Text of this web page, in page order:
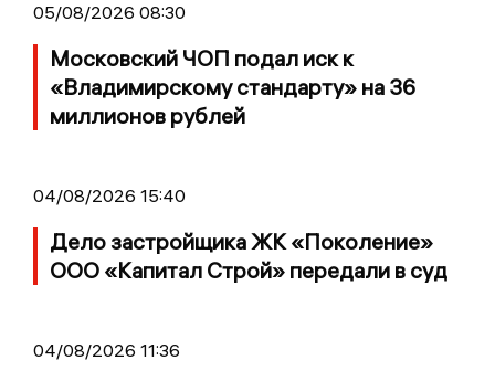
05/08/2026 08:30
Московский ЧОП подал иск к
«Владимирскому стандарту» на 36
миллионов рублей
04/08/2026 15:40
Дело застройщика ЖК «Поколение»
ООО «Капитал Строй» передали в суд
04/08/2026 11:36